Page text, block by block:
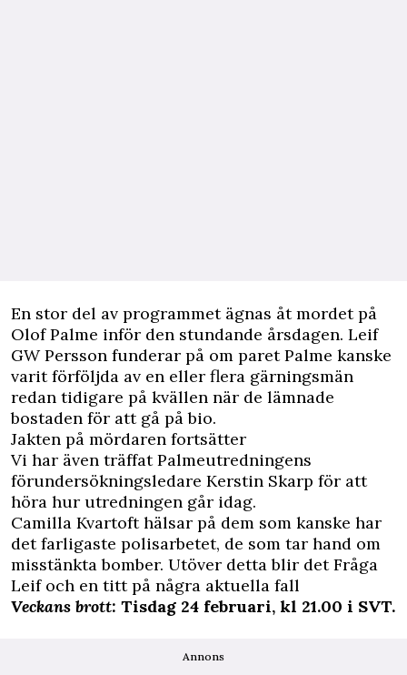
En stor del av programmet ägnas åt mordet på
Olof Palme inför den stundande årsdagen. Leif
GW Persson funderar på om paret Palme kanske
varit förföljda av en eller flera gärningsmän
redan tidigare på kvällen när de lämnade
bostaden för att gå på bio.
Jakten på mördaren fortsätter
Vi har även träffat Palmeutredningens
förundersökningsledare Kerstin Skarp för att
höra hur utredningen går idag.
Camilla Kvartoft hälsar på dem som kanske har
det farligaste polisarbetet, de som tar hand om
misstänkta bomber. Utöver detta blir det Fråga
Leif och en titt på några aktuella fall
Veckans brott: Tisdag 24 februari, kl 21.00 i SVT.
Annons